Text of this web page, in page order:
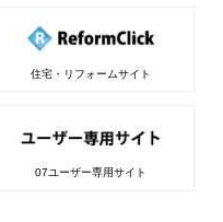
住宅・リフォームサイト
07ユーザー専用サイト